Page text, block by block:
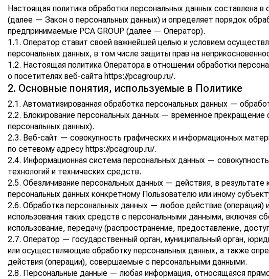
Настоящая политика обработки персональных данных
(далее — Закон о персональных данных) и определяет порядок
предпринимаемые PCA GROUP (далее — Оператор).
1.1. Оператор ставит своей важнейшей целью и условием
персональных данных, в том числе защиты прав на
1.2. Настоящая политика Оператора в отношении обработки
о посетителях веб-сайта https://pcagroup.ru/.
2. Основные понятия, используемые в Политике
2.1. Автоматизированная обработка персональных данных —
2.2. Блокирование персональных данных — временное прекращение
персональных данных).
2.3. Веб-сайт — совокупность графических и информационных
по сетевому адресу https://pcagroup.ru/.
2.4. Информационная система персональных данных —
технологий и технических средств.
2.5. Обезличивание персональных данных — действия, в
персональных данных конкретному Пользователю или иному
2.6. Обработка персональных данных — любое действие (операция)
использования таких средств с персональными данными, включая
использование, передачу (распространение, предоставление,
2.7. Оператор — государственный орган, муниципальный орган,
или осуществляющие обработку персональных данных, а также
действия (операции), совершаемые с персональными данными.
2.8. Персональные данные — любая информация, относящаяся